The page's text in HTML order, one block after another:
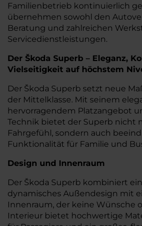
Familienbetrieb kontinuierlich
übernehmen sowohl den
Beratung und zahlreichen
Servicedienstleistungen.
Der Škoda Superb – Eleganz,
Vielseitigkeit auf höchstem
Der Škoda Superb setzt neue
der Mittelklasse. Mit seinem
hervorragendem Platzangebot
Technik bietet der Superb nicht
Fahrgefühl, sondern auch
Funktionalität für Familie und
Design und Innenraum
Der Škoda Superb kombiniert
dynamisches Außendesign mit
Innenraum, der keine Wünsche
Interieur bietet hochwertige